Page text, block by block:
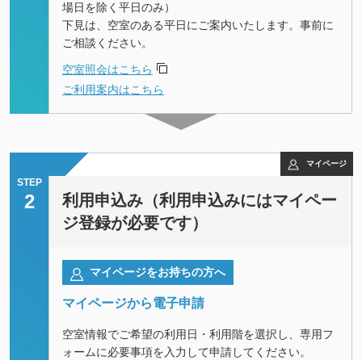
場日を除く平日のみ）
下見は、空室のある平日にご案内いたします。事前に
ご相談ください。
空室照会はこちら
ご利用案内はこちら
STEP
2
マイページ
利用申込み（利用申込みにはマイペー
ジ登録が必要です）
マイページをお持ちの方へ
マイページから電子申請
空室情報でご希望の利用日・利用階を選択し、専用フ
ォームに必要事項を入力して申請してください。